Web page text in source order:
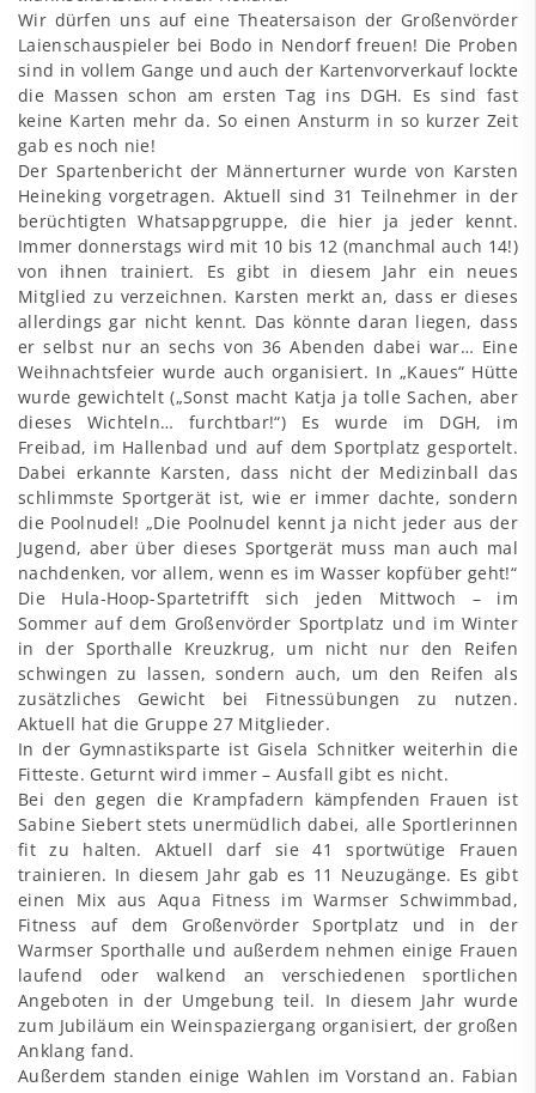
Wir dürfen uns auf eine Theatersaison der Großenvörder
Laienschauspieler bei Bodo in Nendorf freuen! Die Proben
sind in vollem Gange und auch der Kartenvorverkauf lockte
die Massen schon am ersten Tag ins DGH. Es sind fast
keine Karten mehr da. So einen Ansturm in so kurzer Zeit
gab es noch nie!
Der Spartenbericht der Männerturner wurde von Karsten
Heineking vorgetragen. Aktuell sind 31 Teilnehmer in der
berüchtigten Whatsappgruppe, die hier ja jeder kennt.
Immer donnerstags wird mit 10 bis 12 (manchmal auch 14!)
von ihnen trainiert. Es gibt in diesem Jahr ein neues
Mitglied zu verzeichnen. Karsten merkt an, dass er dieses
allerdings gar nicht kennt. Das könnte daran liegen, dass
er selbst nur an sechs von 36 Abenden dabei war… Eine
Weihnachtsfeier wurde auch organisiert. In „Kaues“ Hütte
wurde gewichtelt („Sonst macht Katja ja tolle Sachen, aber
dieses Wichteln… furchtbar!“) Es wurde im DGH, im
Freibad, im Hallenbad und auf dem Sportplatz gesportelt.
Dabei erkannte Karsten, dass nicht der Medizinball das
schlimmste Sportgerät ist, wie er immer dachte, sondern
die Poolnudel! „Die Poolnudel kennt ja nicht jeder aus der
Jugend, aber über dieses Sportgerät muss man auch mal
nachdenken, vor allem, wenn es im Wasser kopfüber geht!“
Die Hula-Hoop-Spartetrifft sich jeden Mittwoch – im
Sommer auf dem Großenvörder Sportplatz und im Winter
in der Sporthalle Kreuzkrug, um nicht nur den Reifen
schwingen zu lassen, sondern auch, um den Reifen als
zusätzliches Gewicht bei Fitnessübungen zu nutzen.
Aktuell hat die Gruppe 27 Mitglieder.
In der Gymnastiksparte ist Gisela Schnitker weiterhin die
Fitteste. Geturnt wird immer – Ausfall gibt es nicht.
Bei den gegen die Krampfadern kämpfenden Frauen ist
Sabine Siebert stets unermüdlich dabei, alle Sportlerinnen
fit zu halten. Aktuell darf sie 41 sportwütige Frauen
trainieren. In diesem Jahr gab es 11 Neuzugänge. Es gibt
einen Mix aus Aqua Fitness im Warmser Schwimmbad,
Fitness auf dem Großenvörder Sportplatz und in der
Warmser Sporthalle und außerdem nehmen einige Frauen
laufend oder walkend an verschiedenen sportlichen
Angeboten in der Umgebung teil. In diesem Jahr wurde
zum Jubiläum ein Weinspaziergang organisiert, der großen
Anklang fand.
Außerdem standen einige Wahlen im Vorstand an. Fabian